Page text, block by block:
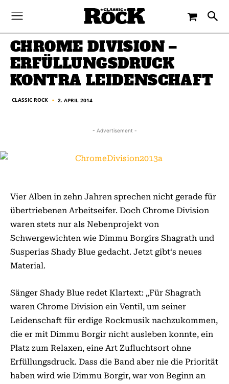
CLASSIC ROCK - 2. APRIL 2014
CHROME DIVISION –
ERFÜLLUNGSDRUCK
KONTRA LEIDENSCHAFT
CLASSIC ROCK ■ 2. APRIL 2014
- Advertisement -
Vier Alben in zehn Jahren sprechen nicht gerade für
übertriebenen Arbeitseifer. Doch Chrome Division
waren stets nur als Nebenprojekt von
Schwergewichten wie Dimmu Borgirs Shagrath und
Susperias Shady Blue gedacht. Jetzt gibt‘s neues
Material.
Sänger Shady Blue redet Klartext: „Für Shagrath
waren Chrome Division ein Ventil, um seiner
Leidenschaft für erdige Rockmusik nachzukommen,
die er mit Dimmu Borgir nicht ausleben konnte, ein
Platz zum Relaxen, eine Art Zufluchtsort ohne
Erfüllungsdruck. Dass die Band aber nie die Priorität
haben wird wie Dimmu Borgir, war von Beginn an